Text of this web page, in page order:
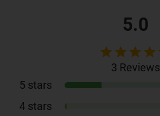
5.0
3 Reviews
5 stars
4 stars